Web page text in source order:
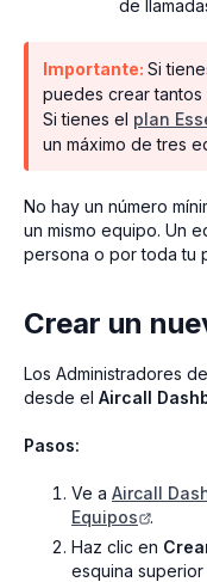
de
Importante: Si
puedes crear
Si tienes el plan
un máximo de tres
No hay un número
un mismo equipo. Un
persona o por toda tu
Crear un
Los Administradores
desde el Aircall
Pasos:
Ve a Aircall
Equipos
.
Haz clic en
esquina